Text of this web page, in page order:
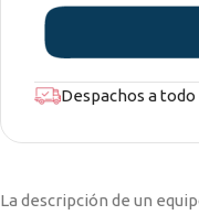
Despachos a
La descripción de un